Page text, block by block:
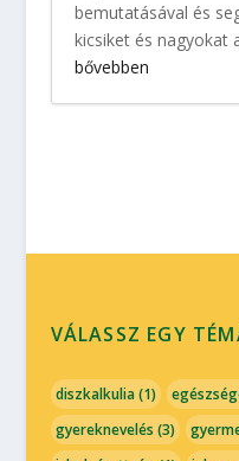
bemutatásával és
kicsiket és nagyokat
bővebben
VÁLASSZ EGY
diszkalkulia(1)
gyereknevelés (3)